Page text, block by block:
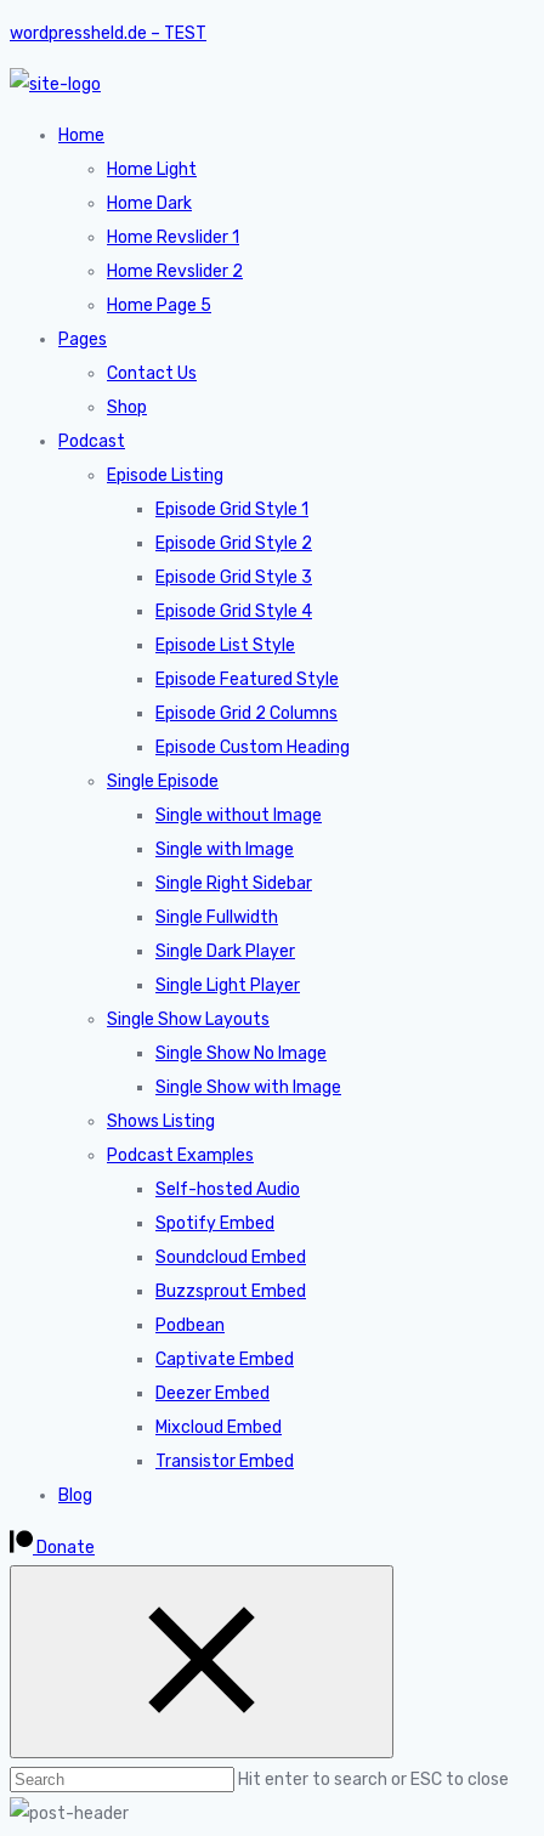
wordpressheld.de – TEST
Home
Home Light
Home Dark
Home Revslider 1
Home Revslider 2
Home Page 5
Pages
Contact Us
Shop
Podcast
Episode Listing
Episode Grid Style 1
Episode Grid Style 2
Episode Grid Style 3
Episode Grid Style 4
Episode List Style
Episode Featured Style
Episode Grid 2 Columns
Episode Custom Heading
Single Episode
Single without Image
Single with Image
Single Right Sidebar
Single Fullwidth
Single Dark Player
Single Light Player
Single Show Layouts
Single Show No Image
Single Show with Image
Shows Listing
Podcast Examples
Self-hosted Audio
Spotify Embed
Soundcloud Embed
Buzzsprout Embed
Podbean
Captivate Embed
Deezer Embed
Mixcloud Embed
Transistor Embed
Blog
Donate
Hit enter to search or ESC to close